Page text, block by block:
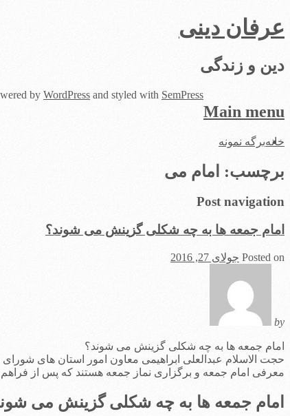
عرفان دینی
دین و زندگی
Main menu
Skip
خانهبرگه نمونه
برچسب: امام می
Post navigation
امام جمعه ها به چه شکلی گزینش می شوند؟
Posted on جولای 27, 2016
by
امام جمعه ها به چه شکلی گزینش می شوند؟
معرفی امام جمعه و برگزاری نماز جمعه هستند که پس از
امام جمعه ها به چه شکلی گزینش می
by WordPress and styled with SemPress